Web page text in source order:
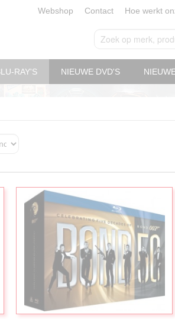
Webshop Contact Hoe werkt
RAY'S NIEUWE DVD'S